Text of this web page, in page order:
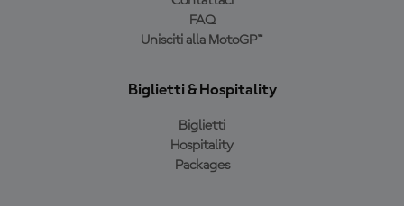
FAQ
Unisciti alla MotoGP™
Biglietti & Hospitality
Biglietti
Hospitality
Packages